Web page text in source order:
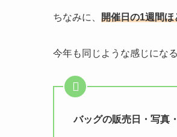
ちなみに、 開催日の1週間
今年も同じような感じにな
バッグの販売日・写真